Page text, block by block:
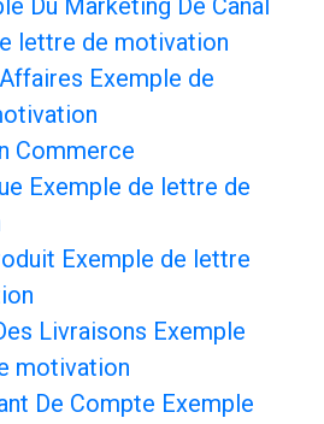
Du Marketing De Canal
lettre de motivation
Exemple de
Commerce
Exemple de lettre de
Exemple de lettre
Livraisons Exemple
motivation
De Compte Exemple